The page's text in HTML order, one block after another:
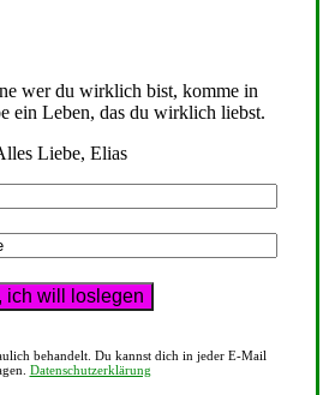
wer du wirklich bist, komme in
ein Leben, das du wirklich liebst.
Liebe, Elias
behandelt. Du kannst dich in jeder E-Mail
Datenschutzerklärung